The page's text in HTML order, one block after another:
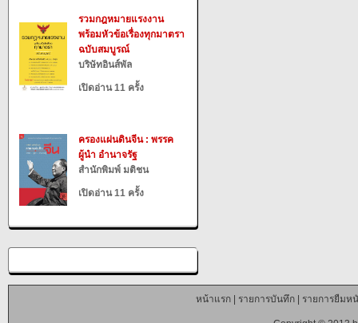
รวมกฎหมายแรงงาน
พร้อมหัวข้อเรื่องทุกมาตรา
ฉบับสมบูรณ์
บริษัทอินส์พัล
เปิดอ่าน 11 ครั้ง
ครองแผ่นดินจีน : พรรค
ผู้นำ อำนาจรัฐ
สำนักพิมพ์ มติชน
เปิดอ่าน 11 ครั้ง
หน้าแรก| รายการบันทึก| รายการยืมห